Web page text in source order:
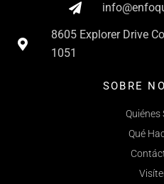
8605 Explorer Drive
1051
SOBRE
Quiénes
Qué